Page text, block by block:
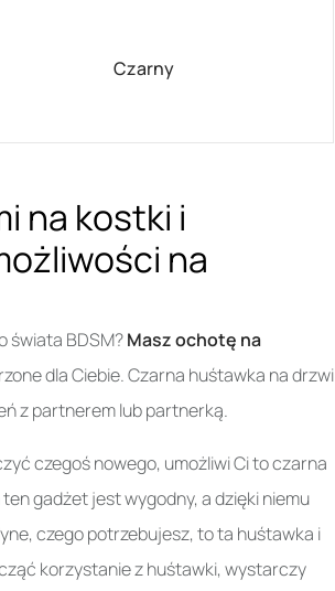
Czarny
na kostki i
na
świata BDSM?Masz ochotę na
dla Ciebie. Czarna huśtawka na drzwi
z partnerem lub partnerką.
czegoś nowego, umożliwi Ci to czarna
gadżet jest wygodny, a dzięki niemu
czego potrzebujesz, to ta huśtawka i
korzystanie z huśtawki, wystarczy